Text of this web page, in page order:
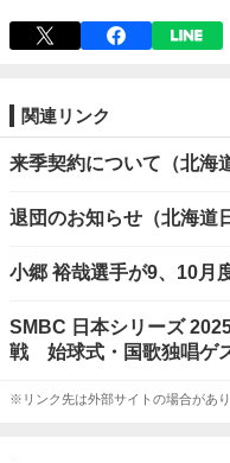
関連リンク
来季契約について（北海
退団のお知らせ（北海道
小郷 裕哉選手が9、10月
SMBC 日本シリーズ
戦 始球式・国歌独唱ゲ
※リンク先は外部サイトの場合があ